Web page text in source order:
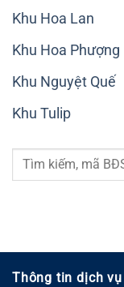
Khu Hoa Lan
Khu Hoa Phượng
Khu Nguyệt Quế
Khu Tulip
Thông tin dịch vụ